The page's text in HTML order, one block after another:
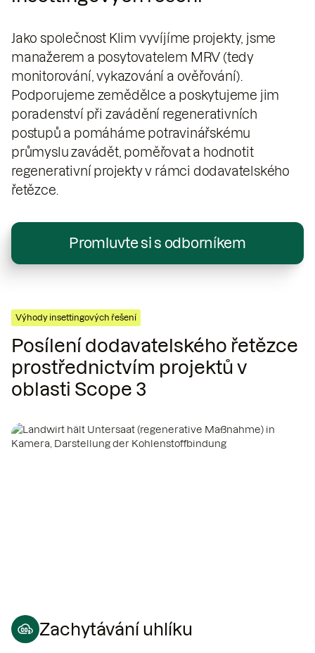
Jako společnost Klim vyvíjíme projekty, jsme
manažerem a posytovatelem MRV (tedy
monitorování, vykazování a ověřování).
Podporujeme zemědělce a poskytujeme jim
poradenství při zavádění regenerativních
postupů a pomáháme potravinářskému
průmyslu zavádět, poměřovat a hodnotit
regenerativní projekty v rámci dodavatelského
řetězce.
Promluvte si s odborníkem
Výhody insettingových řešení
Posílení dodavatelského řetězce
prostřednictvím projektů v
oblasti Scope 3
Zachytávání uhlíku